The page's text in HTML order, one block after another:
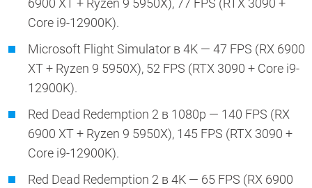
6900 XT + Ryzen 9 5950X), 77 FPS (RTX 3090 +
Core i9-12900K).
Microsoft Flight Simulator в 4K — 47 FPS (RX 6900
XT + Ryzen 9 5950X), 52 FPS (RTX 3090 + Core i9-
12900K).
Red Dead Redemption 2 в 1080p — 140 FPS (RX
6900 XT + Ryzen 9 5950X), 145 FPS (RTX 3090 +
Core i9-12900K).
Red Dead Redemption 2 в 4K — 65 FPS (RX 6900